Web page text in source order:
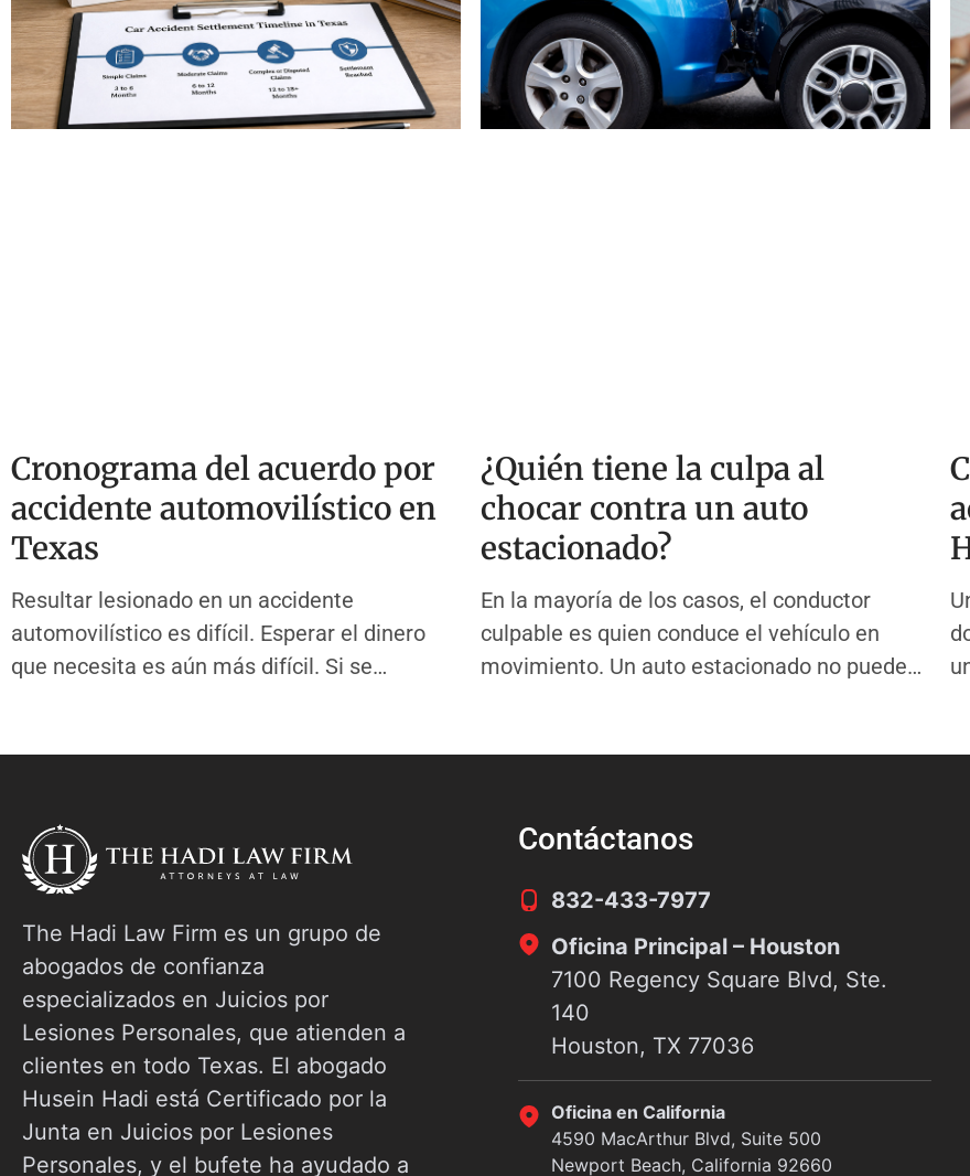
Cronograma del acuerdo por
accidente automovilístico en
Texas
Resultar lesionado en un accidente
automovilístico es difícil. Esperar el dinero
que necesita es aún más difícil. Si se
accidente
¿Quién tiene la culpa al
chocar contra un auto
estacionado?
En la mayoría de los casos, el conductor
culpable es quien conduce el vehículo en
movimiento. Un auto estacionado no puede
Este
The Hadi Law Firm es un grupo de
abogados de confianza
especializados en Juicios por
Lesiones Personales, que atienden a
clientes en todo Texas. El abogado
Husein Hadi está Certificado por la
Junta en Juicios por Lesiones
Personales, y el bufete ha ayudado a
Contáctanos
832-433-7977
Oficina Principal – Houston
7100 Regency Square Blvd, Ste.
140
Houston, TX 77036
Oficina en California
4590 MacArthur Blvd, Suite 500
Newport Beach, California 92660